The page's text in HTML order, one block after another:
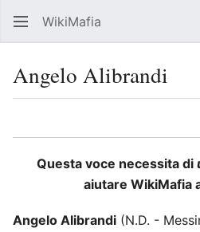
WikiMafia
Angelo Alibrandi
Questa voce necessita di
aiutare WikiMafia
Angelo Alibrandi (N.D. -